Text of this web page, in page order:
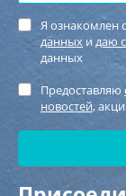
Я ознакомлен с
данных идаю
данных
Предоставляю
новостей,